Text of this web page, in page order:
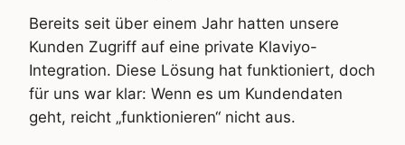
Bereits seit über einem Jahr hatten unsere
Kunden Zugriff auf eine private Klaviyo-
Integration. Diese Lösung hat funktioniert, doch
für uns war klar: Wenn es um Kundendaten
geht, reicht „funktionieren“ nicht aus.